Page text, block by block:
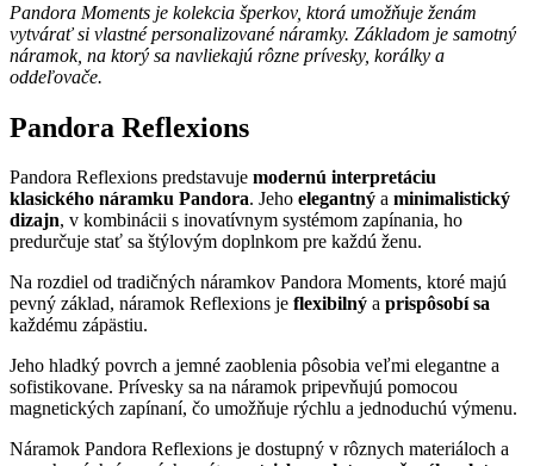
Pandora Moments je kolekcia šperkov, ktorá umožňuje ženám
vytvárať si vlastné personalizované náramky. Základom je samotný
náramok, na ktorý sa navliekajú rôzne prívesky, korálky a
oddeľovače.
Pandora Reflexions
Pandora Reflexions predstavuje modernú interpretáciu
klasického náramku Pandora. Jeho elegantný a minimalistický
dizajn, v kombinácii s inovatívnym systémom zapínania, ho
predurčuje stať sa štýlovým doplnkom pre každú ženu.
Na rozdiel od tradičných náramkov Pandora Moments, ktoré majú
pevný základ, náramok Reflexions je flexibilný a prispôsobí sa
každému zápästiu.
Jeho hladký povrch a jemné zaoblenia pôsobia veľmi elegantne a
sofistikovane. Prívesky sa na náramok pripevňujú pomocou
magnetických zapínaní, čo umožňuje rýchlu a jednoduchú výmenu.
Náramok Pandora Reflexions je dostupný v rôznych materiáloch a